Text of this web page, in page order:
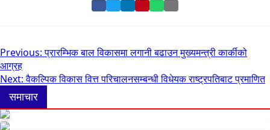
Share
Share
Share
Pin
Pinterest
ShareShare
Post
navigation
Previous: प्रारम्भिक बाल विकासमा लगानी बढाउन मुख्यमन्त्री कार्कीको
आग्रह
Next:वैकल्पिक विकास वित्त परिचालनसम्बन्धी विधेयक राष्ट्रपतिबाट प्रमाणित
समाचार